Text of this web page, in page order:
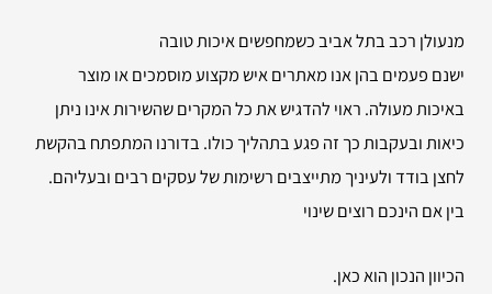
מנעולן רכב בתל אביב כשמחפשים איכות טובה
ישנם פעמים בהן אנו מאתרים איש מקצוע מוסמכים או מוצר
באיכות מעולה. ראוי להדגיש את כל המקרים שהשירות אינו ניתן
כיאות ובעקבות כך זה פגע בתהליך כולו. בדורנו המתפתח בהקשת
לחצן בודד ולעיניך מתייצבים רשימות של עסקים רבים ובעליהם.
בין אם הינכם רוצים שינוי
הכיוון הנכון הוא כאן.